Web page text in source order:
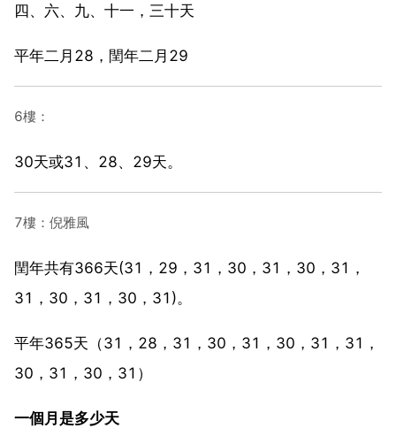
四、六、九、十一，三十天
平年二月28，閏年二月29
6樓：
30天或31、28、29天。
7樓：倪雅風
閏年共有366天(31，29，31，30，31，30，31，
31，30，31，30，31)。
平年365天（31，28，31，30，31，30，31，31，
30，31，30，31）
一個月是多少天